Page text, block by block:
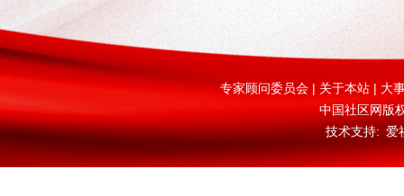
专家顾问委员会 | 关于本站 | 大
中国社区网版
技术支持: 爱